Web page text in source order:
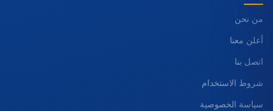
من نحن
أعلن معنا
اتصل بنا
شروط الاستخدام
سياسة الخصوصية